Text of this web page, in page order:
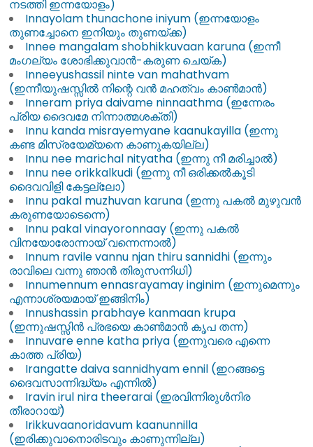
നടത്തി ഇന്നയോളം)
Innayolam thunachone iniyum (ഇന്നയോളം
തുണച്ചോനെ ഇനിയും തുണയ്ക്ക)
Innee mangalam shobhikkuvaan karuna (ഇന്നീ
മംഗല്യം ശോഭിക്കുവാൻ-കരുണ ചെയ്ക)
Inneeyushassil ninte van mahathvam
(ഇന്നീയുഷസ്സിൽ നിന്റെ വൻ മഹത്വം കാൺമാൻ)
Inneram priya daivame ninnaathma (ഇന്നേരം
പ്രിയ ദൈവമേ നിന്നാത്മശക്തി)
Innu kanda misrayemyane kaanukayilla (ഇന്നു
കണ്ട മിസ്രയേമ്യനെ കാണുകയില്ല)
Innu nee marichal nityatha (ഇന്നു നീ മരിച്ചാൽ)
Innu nee orikkalkudi (ഇന്നു നീ ഒരിക്കൽകൂടി
ദൈവവിളി കേട്ടല്ലോ)
Innu pakal muzhuvan karuna (ഇന്നു പകൽ മുഴുവൻ
കരുണയോടെന്നെ)
Innu pakal vinayoronnaay (ഇന്നു പകൽ
വിനയോരോന്നായ് വന്നെന്നാൽ)
Innum ravile vannu njan thiru sannidhi (ഇന്നും
രാവിലെ വന്നു ഞാൻ തിരുസന്നിധി)
Innumennum ennasrayamay inginim (ഇന്നുമെന്നും
എന്നാശ്രയമായ് ഇങ്ങിനിം)
Innushassin prabhaye kanmaan krupa
(ഇന്നുഷസ്സിൻ പ്രഭയെ കാൺമാൻ കൃപ തന്ന)
Innuvare enne katha priya (ഇന്നുവരെ എന്നെ
കാത്ത പ്രിയ)
Irangatte daiva sannidhyam ennil (ഇറങ്ങട്ടെ
ദൈവസാന്നിദ്ധ്യം എന്നിൽ)
Iravin irul nira theerarai (ഇരവിന്നിരുൾനിര
തീരാറായ്)
Irikkuvaanoridavum kaanunnilla
(ഇരിക്കുവാനൊരിടവും കാണുന്നില്ല)